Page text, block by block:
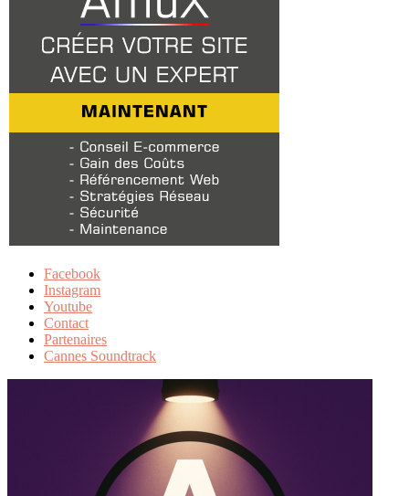
Facebook
Instagram
Youtube
Contact
Partenaires
Cannes Soundtrack